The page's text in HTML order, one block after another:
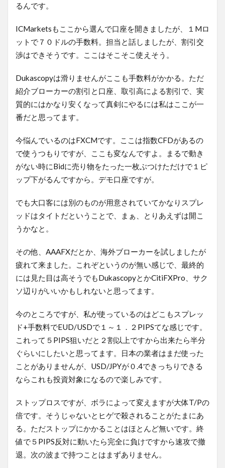
るんです。
ICMarketsもここから選んで口座を開きましたが、１Mロ
ットで７０ドルの手数料。担当と話しましたが、割引交
渉はできそうです。ここはそこそこ使えそう。
Dukascopyは滑りませんがここも手数料がかかる。ただ
紹介ブローカーの割引と口座、取引高による割引で、実
質的にはかなり安くなって真剣にやるには私はここが一
番だと思ってます。
今悩んでいるのはFXCMです。ここは指数CFDがあるの
で使うつもりですが、ここも変なんですよ。まるで動き
がない時にBidに売り物をたった一枚ぶつけただけで１ピ
ップ下がるんですから。デモ口座ですが。
でも大口客には別のものが用意されていてかなりスプレ
ッドはタイトだということで、まぁ、とりあえずは開こ
うかなと。
その他、AAAFXだとか、海外ブローカーを試しましたが
疲れて来ました。これぞというのが無い感じで、最終的
には見た目は高そうでもDukascopyとかCitiFXPro、サク
ソ辺りがいいかもしれないと思ってます。
今のところですが、私が使っているのはどこもスプレッ
ド+手数料でEUD/USDで１～１．２PIPSてな感じです。
これって５PIPS狙いだと２割以上ですから出来たら半分
ぐらいにしたいと思ってます。日本の業者はまだ使った
ことがありませんが、USD/JPYが０.4できっちりできる
ならこれも投資対象になるので楽しみです。
ストップロスですが、ボラによって変えますが大体T/Pの
倍です。そうじゃないとヒゲで殺されることがたまにあ
る。ただストップにかかることはほとんど無いです。終
値で５PIPS反対に動いたら完全に負けですから速攻で撤
退。次の波まで持つことはまずありません。